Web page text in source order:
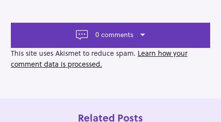
a
g
a
t
0 comments
This site uses Akismet to reduce spam. Learn how your
comment data is processed.
Related Posts